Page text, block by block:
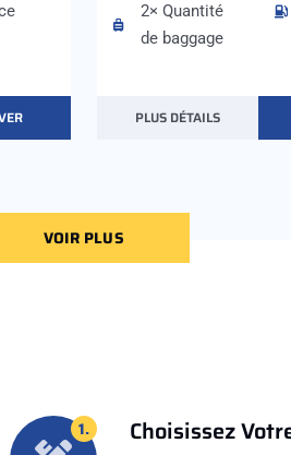
2× Quantité
de baggage
PLUS DÉTAILS
VOIR PLUS
1. Choisissez